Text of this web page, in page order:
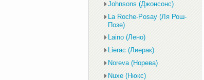
Johnsons (Джонсонс)
La Roche-Posay (Ля Рош-
Позе)
Laino (Лено)
Lierac (Лиерак)
Noreva (Норева)
Nuxe (Нюкс)